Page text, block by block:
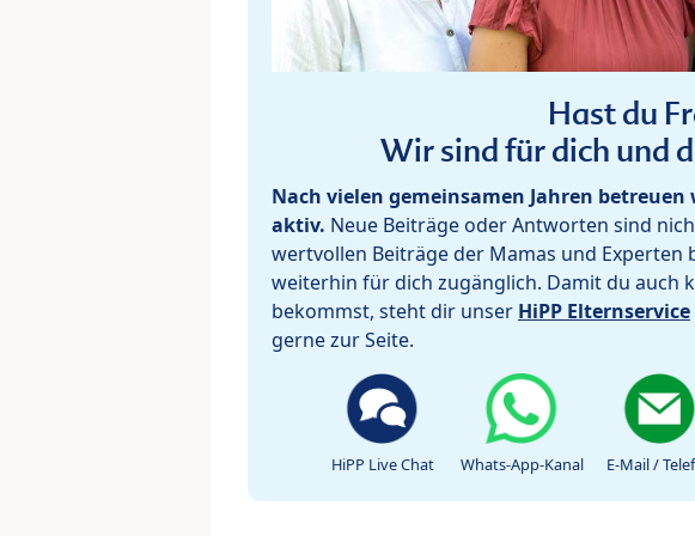
Hast du
Wir sind für dich und
Nach vielen gemeinsamen Jahren
aktiv. Neue Beiträge oder Antworten sind
wertvollen Beiträge der Mamas und Experten
weiterhin für dich zugänglich. Damit du auch
bekommst, steht dir unser HiPP Elternservice
gerne zur Seite.
HiPP Live Chat Whats-App-Kanal E-Mail /